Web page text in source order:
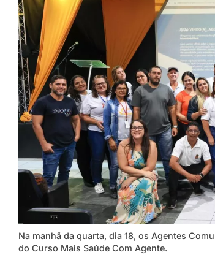
Na manhã da quarta, dia 18, os Agentes
do Curso Mais Saúde Com Agente.